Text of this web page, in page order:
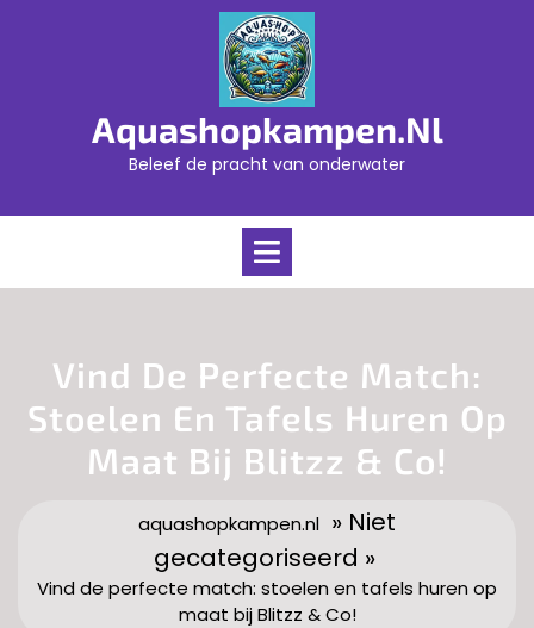
Aquashopkampen.nl
Beleef de pracht van onderwater
Open
Vind De Perfecte Match:
Stoelen En Tafels Huren Op
Maat Bij Blitzz & Co!
aquashopkampen.nl » Niet
gecategoriseerd »
Vind de perfecte match: stoelen en tafels huren op
maat bij Blitzz & Co!